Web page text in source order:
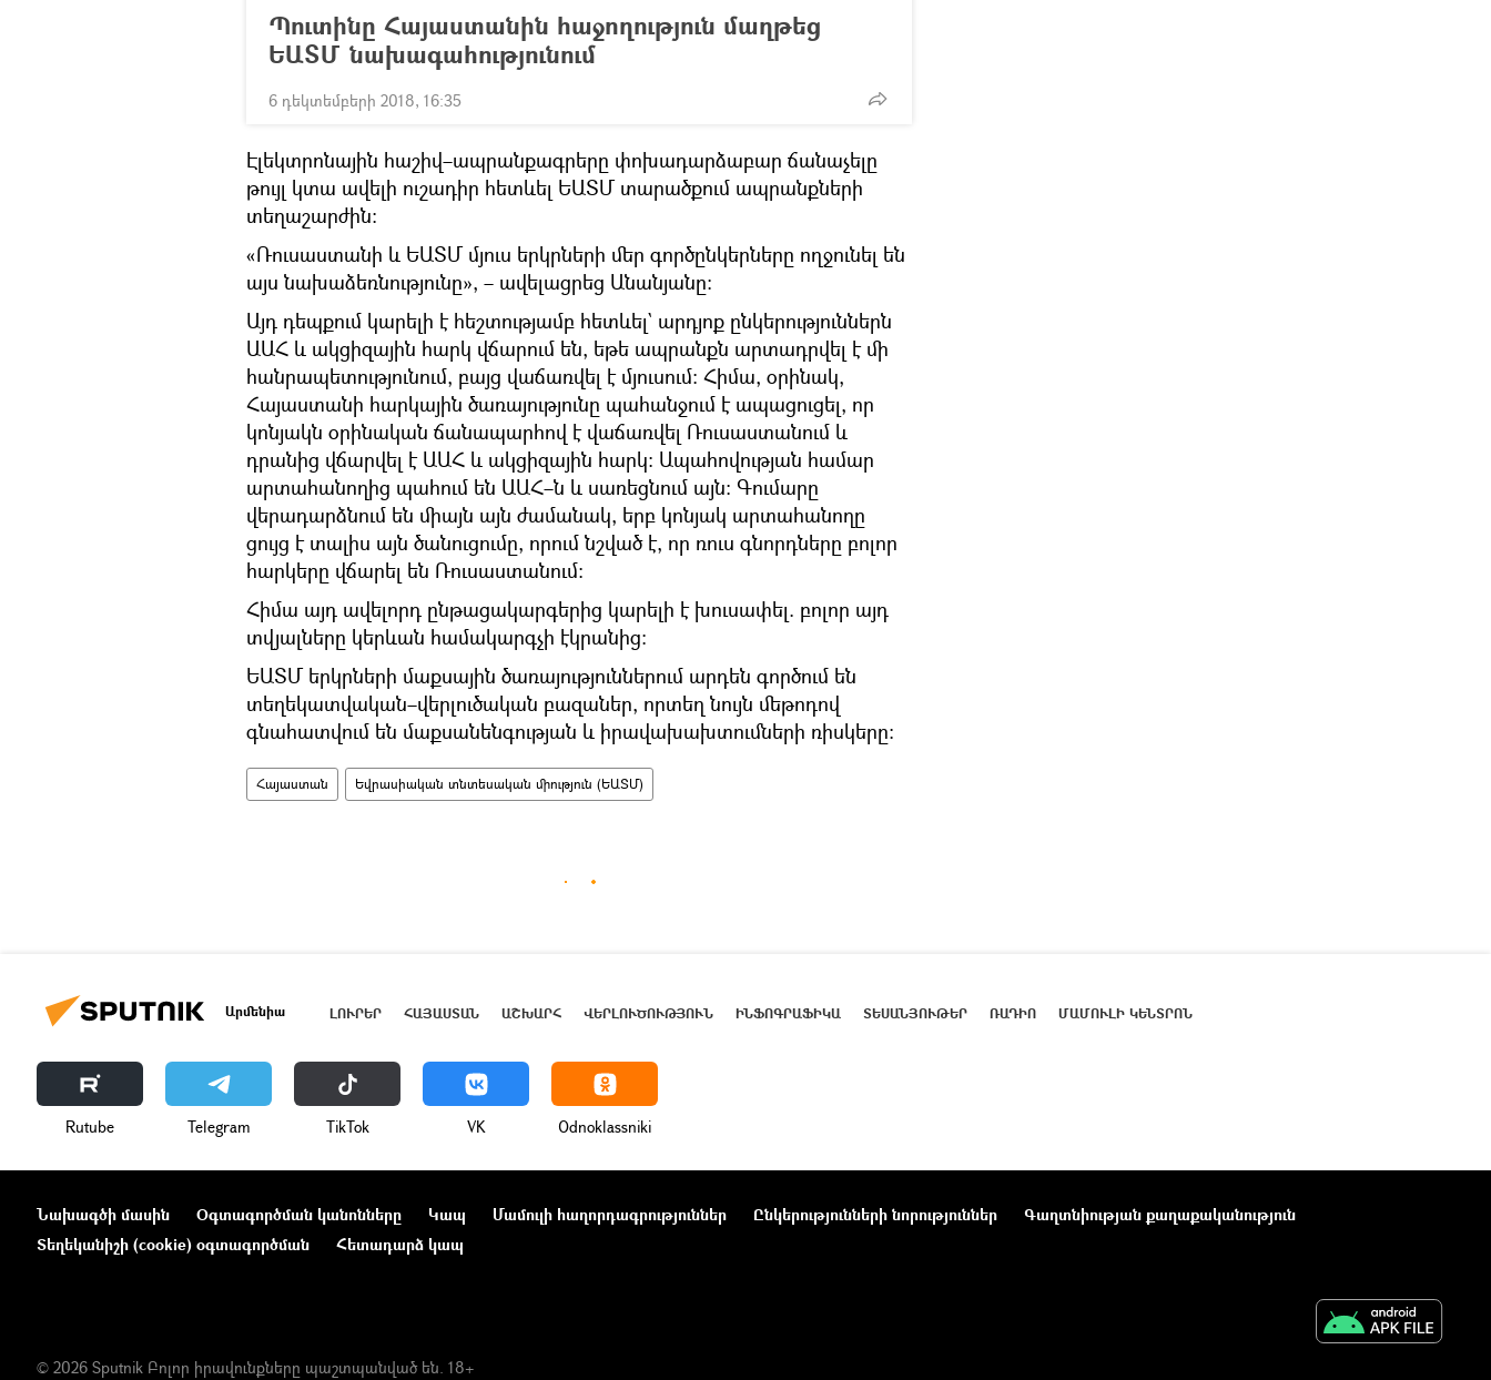
Պուտինը Հայաստանին հաջողություն մաղթեց
ԵԱՏՄ նախագահությունում
6 դեկտեմբերի 2018, 16:35
Էլեկտրոնային հաշիվ–ապրանքագրերը փոխադարձաբար ճանաչելը
թույլ կտա ավելի ուշադիր հետևել ԵԱՏՄ տարածքում ապրանքների
տեղաշարժին։
«Ռուսաստանի և ԵԱՏՄ մյուս երկրների մեր գործընկերները ողջունել են
այս նախաձեռնությունը», – ավելացրեց Անանյանը։
Այդ դեպքում կարելի է հեշտությամբ հետևել` արդյոք ընկերություններն
ԱԱՀ և ակցիզային հարկ վճարում են, եթե ապրանքն արտադրվել է մի
հանրապետությունում, բայց վաճառվել է մյուսում։ Հիմա, օրինակ,
Հայաստանի հարկային ծառայությունը պահանջում է ապացուցել, որ
կոնյակն օրինական ճանապարհով է վաճառվել Ռուսաստանում և
դրանից վճարվել է ԱԱՀ և ակցիզային հարկ։ Ապահովության համար
արտահանողից պահում են ԱԱՀ–ն և սառեցնում այն։ Գումարը
վերադարձնում են միայն այն ժամանակ, երբ կոնյակ արտահանողը
ցույց է տալիս այն ծանուցումը, որում նշված է, որ ռուս գնորդները բոլոր
հարկերը վճարել են Ռուսաստանում։
Հիմա այդ ավելորդ ընթացակարգերից կարելի է խուսափել. բոլոր այդ
տվյալները կերևան համակարգչի էկրանից։
ԵԱՏՄ երկրների մաքսային ծառայություններում արդեն գործում են
տեղեկատվական–վերլուծական բազաներ, որտեղ նույն մեթոդով
գնահատվում են մաքսանենգության և իրավախախտումների ռիսկերը։
Հայաստան Եվրասիական տնտեսական միություն (ԵԱՏՄ)
Արմենիա ԼՈՒՐԵՐ ՀԱՅԱՍՏԱՆ ԱՇԽԱՐՀ ՎԵՐԼՈՒԾՈՒԹՅՈՒՆ ԻՆՖՈԳՐԱՖԻԿԱ ՏԵՍԱՆՅՈՒԹԵՐ ՌԱԴԻՈ ՄԱՄՈՒԼԻ ԿԵՆՏՐՈՆ
Rutube Telegram ТikТоk VK Odnoklassniki
Նախագծի մասին Օգտագործման կանոնները Կապ Մամուլի հաղորդագրություններ Ընկերությունների նորություններ
Գաղտնիության քաղաքականություն
Տեղեկանիշի (cookie) օգտագործման
Հետադարձ կապ
© 2026 Sputnik Բոլոր իրավունքները պաշտպանված են. 18+